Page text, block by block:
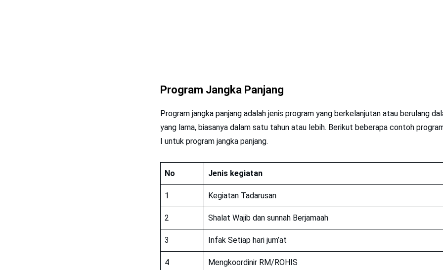
Program Jangka Panjang
Program jangka panjang adalah jenis program yang berkelanjutan atau berulang
yang lama, biasanya dalam satu tahun atau lebih. Berikut beberapa contoh
I untuk program jangka panjang.
No Jenis kegiatan
1 Kegiatan Tadarusan
2 Shalat Wajib dan sunnah Berjamaah
3 Infak Setiap hari jum’at
4 Mengkoordinir RM/ROHIS